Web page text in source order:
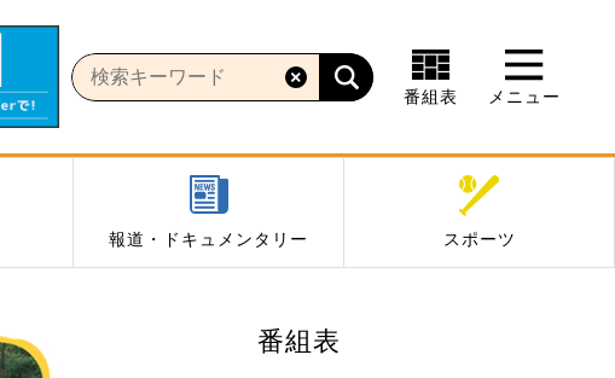
番組表 メニュー
報道・ドキュメンタリー スポーツ
番組表